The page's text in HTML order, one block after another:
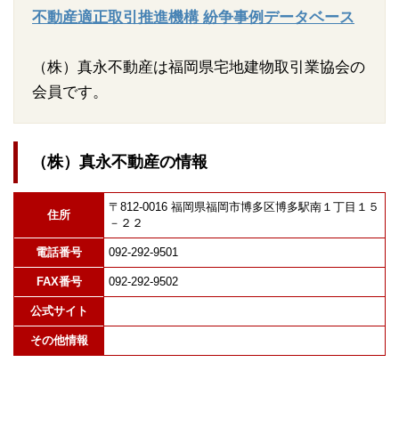
不動産適正取引推進機構 紛争事例データベース
（株）真永不動産は福岡県宅地建物取引業協会の
会員です。
（株）真永不動産の情報
住所
〒812-0016 福岡県福岡市博多区博多駅南１丁目１５
－２２
電話番号 092-292-9501
FAX番号 092-292-9502
公式サイト
その他情報